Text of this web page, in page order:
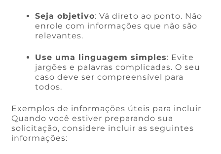
Seja objetivo: Vá direto ao ponto. Não
enrole com informações que não são
relevantes.
Use uma linguagem simples: Evite
jargões e palavras complicadas. O seu
caso deve ser compreensível para
todos.
Exemplos de informações úteis para incluir
Quando você estiver preparando sua
solicitação, considere incluir as seguintes
informações: